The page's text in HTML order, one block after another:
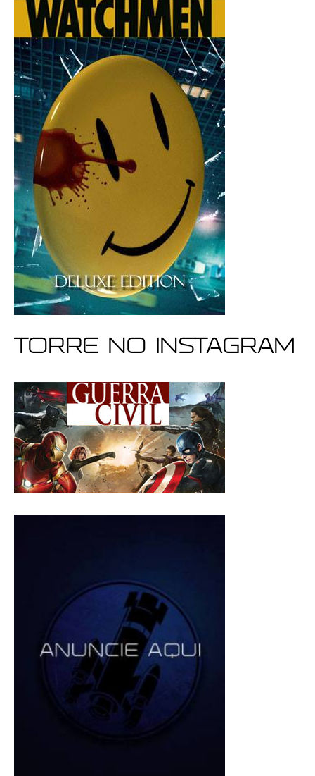
Torre no Instagram